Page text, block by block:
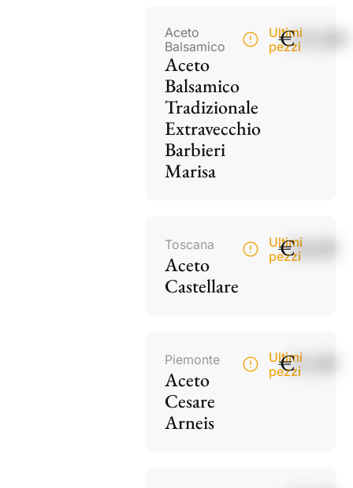
Aceto
Balsamico
Aceto
Balsamico
Tradizionale
Extravecchio
Barbieri
Marisa
Ultimi
pezzi
€115,00
Toscana
Aceto
Castellare
Ultimi
pezzi
€18,00
Piemonte
Aceto
Cesare
Arneis
Ultimi
pezzi
€15,00